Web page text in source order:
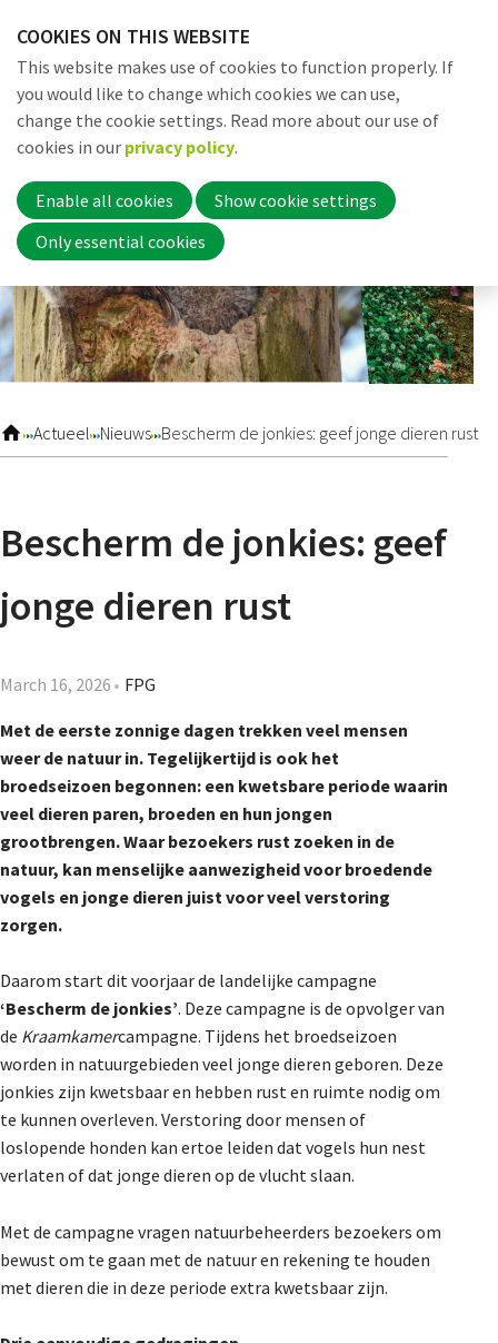
links
Jump
to
navigation
to
main
content
Actueel Nieuws Bescherm de jonkies: geef jonge dieren rust
Bescherm de jonkies: geef
jonge dieren rust
March 16, 2026 FPG
Met de eerste zonnige dagen trekken veel mensen
weer de natuur in. Tegelijkertijd is ook het
broedseizoen begonnen: een kwetsbare periode waarin
veel dieren paren, broeden en hun jongen
grootbrengen. Waar bezoekers rust zoeken in de
natuur, kan menselijke aanwezigheid voor broedende
vogels en jonge dieren juist voor veel verstoring
zorgen.
Daarom start dit voorjaar de landelijke campagne
‘Bescherm de jonkies’. Deze campagne is de opvolger van
de Kraamkamercampagne. Tijdens het broedseizoen
worden in natuurgebieden veel jonge dieren geboren. Deze
jonkies zijn kwetsbaar en hebben rust en ruimte nodig om
te kunnen overleven. Verstoring door mensen of
loslopende honden kan ertoe leiden dat vogels hun nest
verlaten of dat jonge dieren op de vlucht slaan.
Met de campagne vragen natuurbeheerders bezoekers om
bewust om te gaan met de natuur en rekening te houden
met dieren die in deze periode extra kwetsbaar zijn.
Home
Nieuwsbrief
Lidmaatschap
De Landeigenaar
Contact
COOKIES ON THIS WEBSITE
This website makes use of cookies to function properly. If
you would like to change which cookies we can use,
change the cookie settings. Read more about our use of
cookies in our privacy policy.
Enable all cookies
Show cookie settings
Only essential cookies